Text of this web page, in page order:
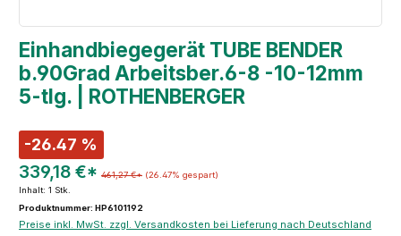
Einhandbiegegerät TUBE BENDER
b.90Grad Arbeitsber.6-8 -10-12mm
5-tlg. | ROTHENBERGER
-26.47 %
339,18 €* 461,27 €* (26.47% gespart)
Inhalt: 1 Stk.
Produktnummer: HP6101192
Preise inkl. MwSt. zzgl. Versandkosten bei Lieferung nach Deutschland